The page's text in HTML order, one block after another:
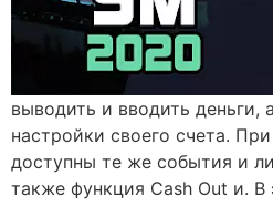
выводить и вводить деньги,
настройки своего счета.
доступны те же события и
также функция Cash Out и. В